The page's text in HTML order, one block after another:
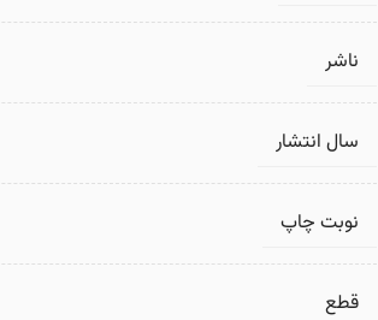
ناشر
سال انتشار
نوبت چاپ
قطع